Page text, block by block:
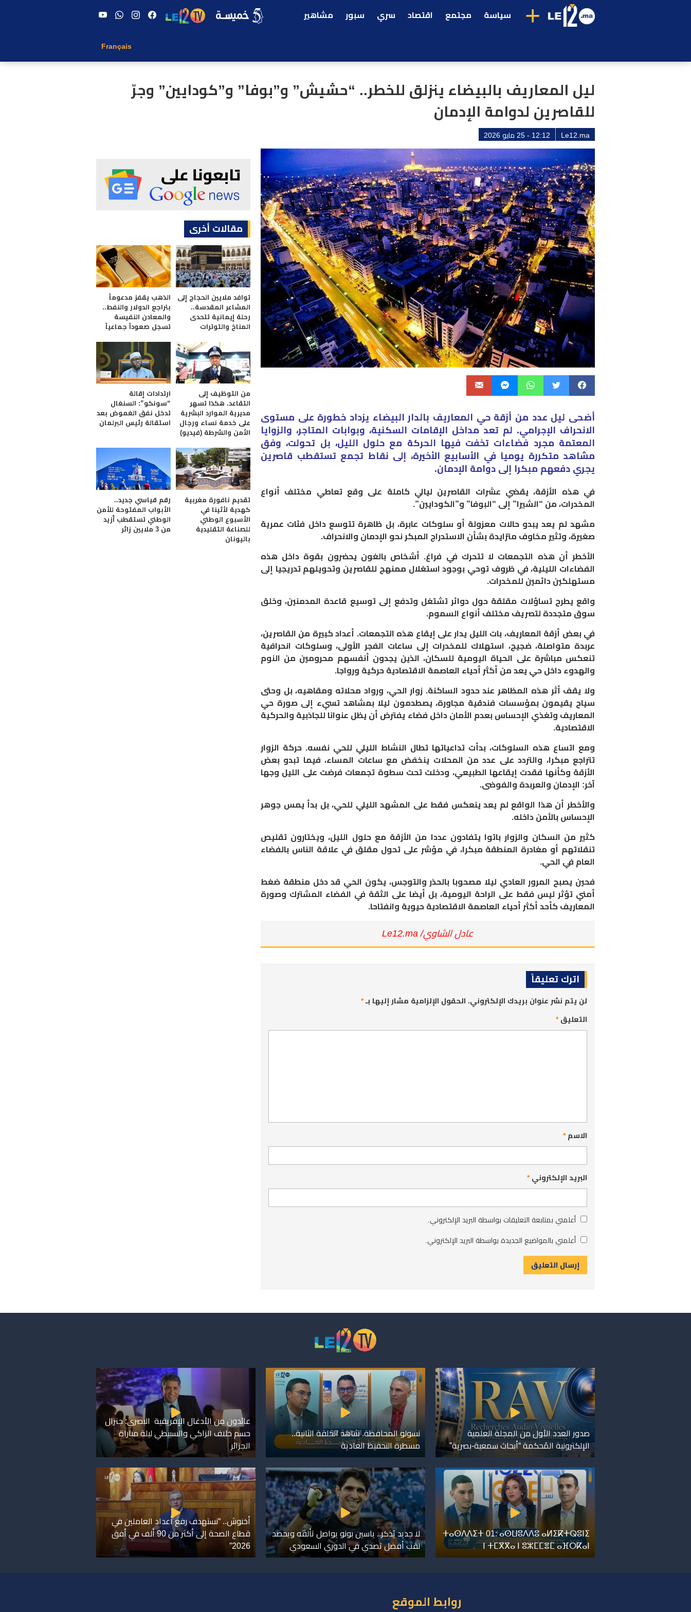
+ سياسة مجتمع اقتصاد سري سبور مشاهير
Français
ليل المعاريف بالبيضاء ينزلق للخطر.. “حشيش” و”بوفا” و”كودايين” وجرّ
للقاصرين لدوامة الإدمان
Le12.ma 12:12 - 25 مايو 2026
أضحى ليل عدد من أزقة حي المعاريف بالدار البيضاء يزداد خطورة على مستوى
الانحراف الإجرامي. لم تعد مداخل الإقامات السكنية، وبوابات المتاجر، والزوايا
المعتمة مجرد فضاءات تخفت فيها الحركة مع حلول الليل، بل تحولت، وفق
مشاهد متكررة يوميا في الأسابيع الأخيرة، إلى نقاط تجمع تستقطب قاصرين
يجري دفعهم مبكرا إلى دوامة الإدمان.
في هذه الأزقة، يقضي عشرات القاصرين ليالي كاملة على وقع تعاطي مختلف أنواع
المخدرات، من “الشيرا” إلى “البوفا” و”الكودايين”.
مشهد لم يعد يبدو حالات معزولة أو سلوكات عابرة، بل ظاهرة تتوسع داخل فئات عمرية
صغيرة، وتثير مخاوف متزايدة بشأن الاستدراج المبكر نحو الإدمان والانحراف.
الأخطر أن هذه التجمعات لا تتحرك في فراغ. أشخاص بالغون يحضرون بقوة داخل هذه
الفضاءات الليلية، في ظروف توحي بوجود استغلال ممنهج للقاصرين وتحويلهم تدريجيا إلى
مستهلكين دائمين للمخدرات.
واقع يطرح تساؤلات مقلقة حول دوائر تشتغل وتدفع إلى توسيع قاعدة المدمنين، وخلق
سوق متجددة لتصريف مختلف أنواع السموم.
في بعض أزقة المعاريف، بات الليل يدار على إيقاع هذه التجمعات. أعداد كبيرة من القاصرين،
عربدة متواصلة، ضجيج، استهلاك للمخدرات إلى ساعات الفجر الأولى، وسلوكات انحرافية
تنعكس مباشرة على الحياة اليومية للسكان، الذين يجدون أنفسهم محرومين من النوم
والهدوء داخل حي يعد من أكثر أحياء العاصمة الاقتصادية حركية ورواجا.
ولا يقف أثر هذه المظاهر عند حدود الساكنة. زوار الحي، ورواد محلاته ومقاهيه، بل وحتى
سياح يقيمون بمؤسسات فندقية مجاورة، يصطدمون ليلا بمشاهد تسيء إلى صورة حي
المعاريف وتغذي الإحساس بعدم الأمان داخل فضاء يفترض أن يظل عنوانا للجاذبية والحركية
الاقتصادية.
ومع اتساع هذه السلوكات، بدأت تداعياتها تطال النشاط الليلي للحي نفسه. حركة الزوار
تتراجع مبكرا، والتردد على عدد من المحلات ينخفض مع ساعات المساء، فيما تبدو بعض
الأزقة وكأنها فقدت إيقاعها الطبيعي، ودخلت تحت سطوة تجمعات فرضت على الليل وجها
آخر: الإدمان والعربدة والفوضى.
والأخطر أن هذا الواقع لم يعد ينعكس فقط على المشهد الليلي للحي، بل بدأ يمس جوهر
الإحساس بالأمن داخله.
كثير من السكان والزوار باتوا يتفادون عددا من الأزقة مع حلول الليل، ويختارون تقليص
تنقلاتهم أو مغادرة المنطقة مبكرا، في مؤشر على تحول مقلق في علاقة الناس بالفضاء
العام في الحي.
فحين يصبح المرور العادي ليلا مصحوبا بالحذر والتوجس، يكون الحي قد دخل منطقة ضغط
أمني تؤثر ليس فقط على الراحة اليومية، بل أيضا على الثقة في الفضاء المشترك وصورة
المعاريف كأحد أكثر أحياء العاصمة الاقتصادية حيوية وانفتاحا.
عادل الشاوي/ Le12.ma
اترك تعليقاً
لن يتم نشر عنوان بريدك الإلكتروني. الحقول الإلزامية مشار إليها بـ*
التعليق*
الاسم*
البريد الإلكتروني*
أعلمني بمتابعة التعليقات بواسطة البريد الإلكتروني.
أعلمني بالمواضيع الجديدة بواسطة البريد الإلكتروني.
مقالات أخرى
توافد ملايين الحجاج إلى
المشاعر المقدسة..
رحلة إيمانية تتحدى
المناخ والتوترات
الذهب يقفز مدعوماً
بتراجع الدولار والنفط..
والمعادن النفيسة
تسجل صعوداً جماعياً
من التوظيف إلى
التقاعد. هكذا تسهر
مديرية الموارد البشرية
على خدمة نساء ورجال
الأمن والشرطة (فيديو)
ارتدادات إقالة
“سونكو”: السنغال
تدخل نفق الغموض بعد
استقالة رئيس البرلمان
تقديم نافورة مغربية
كهدية لأثينا في
الأسبوع الوطني
للصناعة التقليدية
باليونان
رقم قياسي جديد..
الأبواب المفتوحة للأمن
الوطني تستقطب أزيد
من 3 ملايين زائر
صدور العدد الأول من المجلة العلمية
الإلكترونية المُحكمة “أبحاث سمعية-بصرية”
نسولو المحافظة. شاهد الحلقة الثانية..
مسطرة التحفيظ العادية
عائدون من الأدغال الإفريقية البصري: جنرال
حسم خلاف الزاكي والسبيطي ليلة مباراة
الجزائر
ⵜⴰⵙⴷⴷⵉⵜ 01: ⴰⵙⵡⵓⴷⴷⵓ ⴰⵍⵉⴽⵜⵕⵓⵏⵉ
ⵏ ⵜⵎⴳⴳⴰ ⵏ ⵓⵣⵎⵎⴻⵎ ⴰⴼⵔⴽⴰⵏ
لا جديد يُذكر.. ياسين بونو يواصل تألقه ويحصد
لقب أفضل تصدي في الدوري السعودي
أخنوش.. “نستهدف رفع أعداد العاملين في
قطاع الصحة إلى أكثر من 90 ألف في أفق
2026”
روابط الموقع